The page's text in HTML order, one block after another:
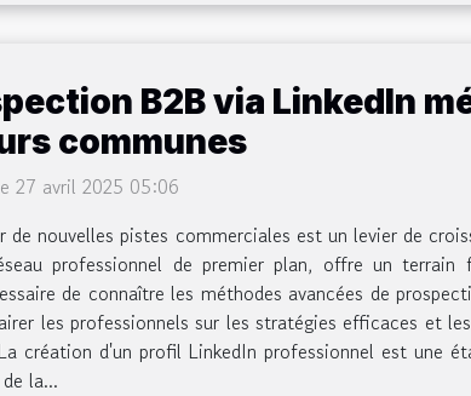
B2B via LinkedIn
communes
27 avril 2025 05:06
de nouvelles pistes commerciales est un levier de
professionnel de premier plan, offre un
de connaître les méthodes avancées de
les professionnels sur les stratégies efficaces et
création d'un profil LinkedIn professionnel est une
la...